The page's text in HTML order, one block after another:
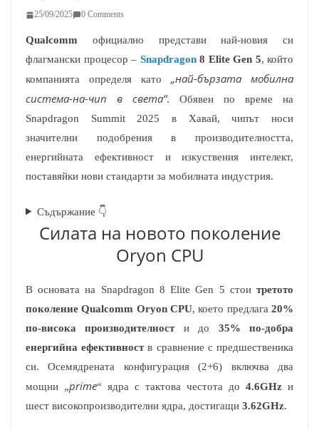
25/09/2025 0 Comments
Qualcomm официално представи най-новия си
флагмански процесор – Snapdragon8 Elite Gen 5, който
компанията определя като „най-бързата мобилна
система-на-чип в света“. Обявен по време на
Snapdragon Summit 2025 в Хавай, чипът носи
значителни подобрения в производителността,
енергийната ефективност и изкуствения интелект,
поставяйки нови стандарти за мобилната индустрия.
Съдържание 👇
Силата на новото поколение
Oryon CPU
В основата на Snapdragon 8 Elite Gen 5 стои третото
поколение Qualcomm Oryon CPU, което предлага 20%
по-висока производителности до 35% по-добра
енергийна ефективноств сравнение с предшественика
си. Осемядрената конфигурация (2+6) включва два
мощни „prime“ ядра с тактова честота до 4.6GHz и
шест високопроизводителни ядра, достигащи 3.62GHz.